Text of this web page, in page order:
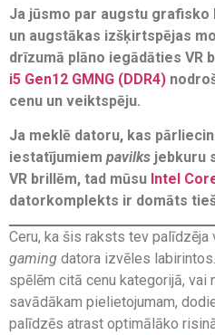
Ja jūsmo par augstu
un augstākas izšķirtspējas
drīzumā plāno iegādāties VR
i5 Gen12 GMNG (DDR4)
cenu un veiktspēju.
Ja meklē datoru, kas
iestatījumiem pavilks jebkuru
VR brillēm, tad mūsu Intel
datorkomplekts ir domāts
Ceru, ka šis raksts tev
gaming datora izvēles
spēlēm citā cenu kategorijā, vai
savādākam pielietojumam,
palīdzēs atrast optimālāko